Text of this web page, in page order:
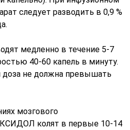
следует разводить в 0,9 %
медленно в течение 5-7
40-60 капель в минуту.
доза не должна превышать
мозгового
колят в первые 10-14